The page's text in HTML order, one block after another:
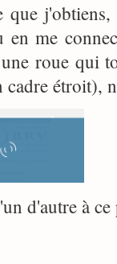
que
me
roue qui
cadre étroit),
d'autre à